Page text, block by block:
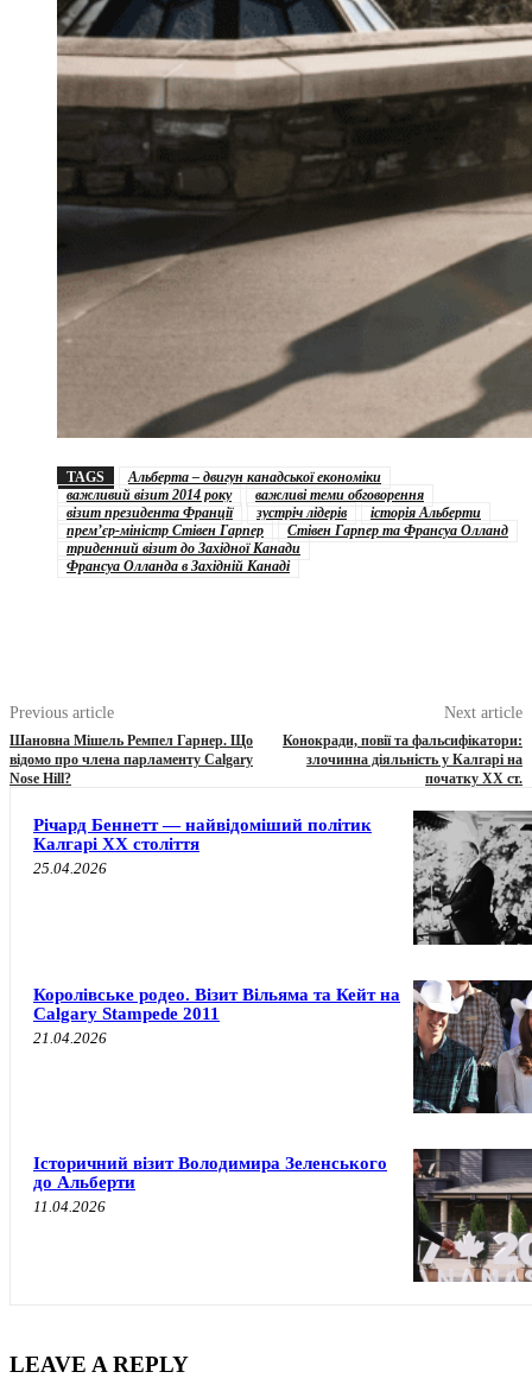
TAGS
Альберта – двигун канадської економіки
важливий візит 2014 року
важливі теми обговорення
візит президента Франції
зустріч лідерів
історія Альберти
прем’єр-міністр Стівен Гарпер
Стівен Гарпер та Франсуа Олланд
триденний візит до Західної Канади
Франсуа Олланда в Західній Канаді
Previous article
Шановна Мішель Ремпел Гарнер. Що
відомо про члена парламенту Calgary
Nose Hill?
Next article
Конокради, повії та фальсифікатори:
злочинна діяльність у Калгарі на
початку ХХ ст.
Річард Беннетт — найвідоміший політик
Калгарі XX століття
25.04.2026
Королівське родео. Візит Вільяма та Кейт на
Calgary Stampede 2011
21.04.2026
Історичний візит Володимира Зеленського
до Альберти
11.04.2026
LEAVE A REPLY